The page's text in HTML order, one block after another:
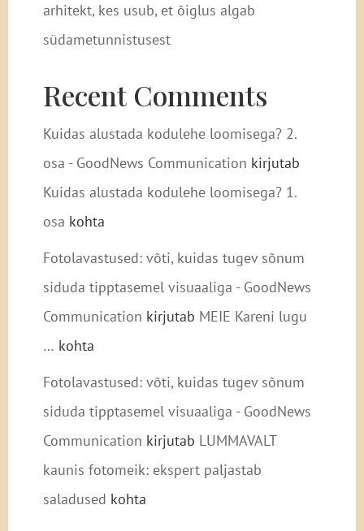
arhitekt, kes usub, et õiglus algab
südametunnistusest
Recent Comments
Kuidas alustada kodulehe loomisega? 2.
osa - GoodNews Communication kirjutab
Kuidas alustada kodulehe loomisega? 1.
osa kohta
Fotolavastused: võti, kuidas tugev sõnum
siduda tipptasemel visuaaliga - GoodNews
Communication kirjutab MEIE Kareni lugu
… kohta
Fotolavastused: võti, kuidas tugev sõnum
siduda tipptasemel visuaaliga - GoodNews
Communication kirjutab LUMMAVALT
kaunis fotomeik: ekspert paljastab
saladused kohta